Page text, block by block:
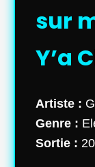
sur
Y’a
Artiste :
Genre :
Sortie :